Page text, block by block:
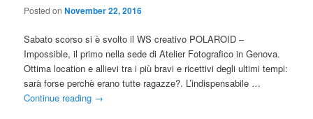
Posted onNovember 22, 2016
Sabato scorso si è svolto il WS creativo POLAROID –
Impossible, il primo nella sede di Atelier Fotografico in Genova.
Ottima location e allievi tra i più bravi e ricettivi degli ultimi tempi:
sarà forse perchè erano tutte ragazze?. L’indispensabile …
Continue reading →